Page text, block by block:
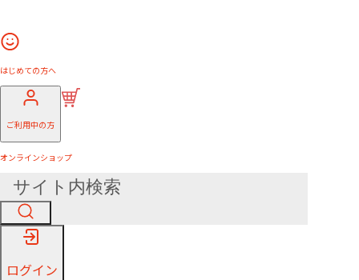
はじめての方へ
ご利用中の方
オンラインショップ
ログイン